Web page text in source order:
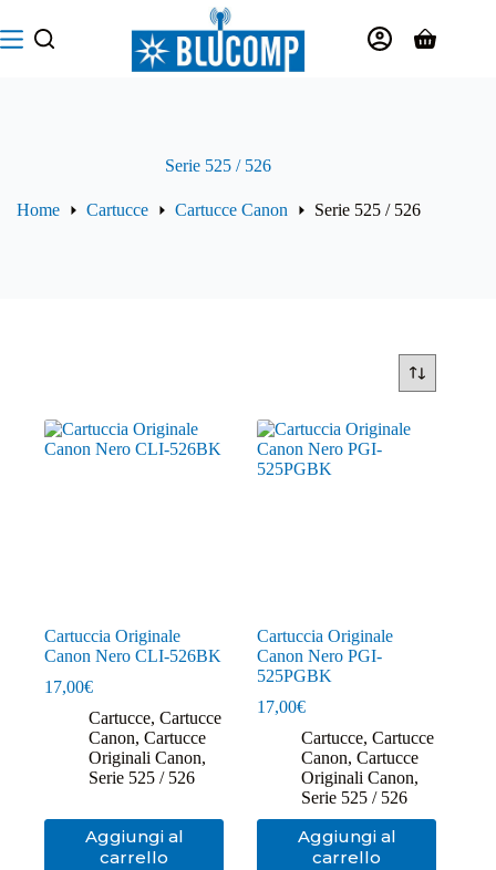
al
contenuto
Carrello
Serie 525 / 526
Home Cartucce Cartucce Canon Serie 525 / 526
Cartuccia Originale
Canon Nero CLI-526BK
17,00€
Cartucce, Cartucce
Canon, Cartucce
Originali Canon,
Serie 525 / 526
Aggiungi al
carrello
Cartuccia Originale
Canon Nero PGI-
525PGBK
17,00€
Cartucce,Cartucce
Canon,Cartucce
Originali Canon,
Serie 525 / 526
Aggiungi al
carrello